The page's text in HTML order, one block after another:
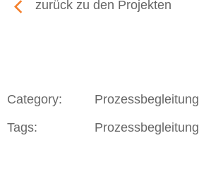
zurück zu den Projekten
Category:
Prozessbegleitung
Tags:
Prozessbegleitung